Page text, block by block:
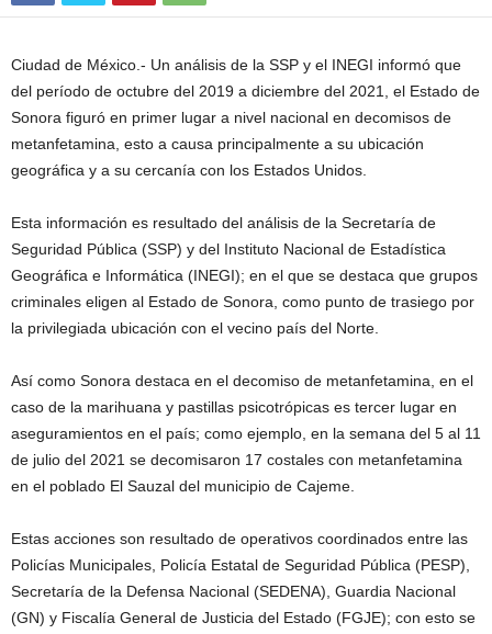
Ciudad de México.- Un análisis de la SSP y el INEGI informó que
del período de octubre del 2019 a diciembre del 2021, el Estado de
Sonora figuró en primer lugar a nivel nacional en decomisos de
metanfetamina, esto a causa principalmente a su ubicación
geográfica y a su cercanía con los Estados Unidos.
Esta información es resultado del análisis de la Secretaría de
Seguridad Pública (SSP) y del Instituto Nacional de Estadística
Geográfica e Informática (INEGI); en el que se destaca que grupos
criminales eligen al Estado de Sonora, como punto de trasiego por
la privilegiada ubicación con el vecino país del Norte.
Así como Sonora destaca en el decomiso de metanfetamina, en el
caso de la marihuana y pastillas psicotrópicas es tercer lugar en
aseguramientos en el país; como ejemplo, en la semana del 5 al 11
de julio del 2021 se decomisaron 17 costales con metanfetamina
en el poblado El Sauzal del municipio de Cajeme.
Estas acciones son resultado de operativos coordinados entre las
Policías Municipales, Policía Estatal de Seguridad Pública (PESP),
Secretaría de la Defensa Nacional (SEDENA), Guardia Nacional
(GN) y Fiscalía General de Justicia del Estado (FGJE); con esto se